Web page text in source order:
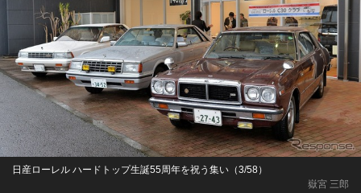
嶽宮 三郎
日産ローレル ハードトップ生誕55周年を祝う集い（3/58）